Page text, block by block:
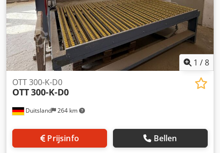
1 /8
Duitsland 264 km
OTT 300-K-D0
OTT300-K-D0
Prijsinfo Bellen